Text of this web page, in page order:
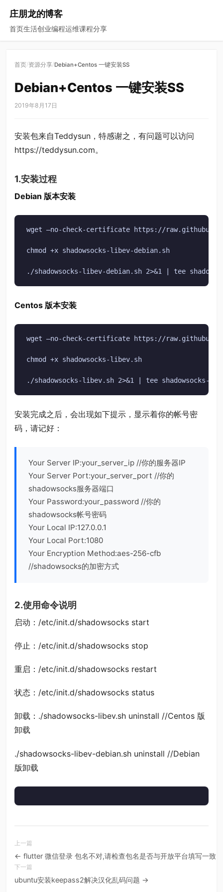
庄朋龙的博客
首页生活创业编程运维课程分享
首页/资源分享/Debian+Centos 一键安装SS
Debian+Centos 一键安装SS
2019年8月17日
安装包来自Teddysun，特感谢之，有问题可以访问
https://teddysun.com。
1.安装过程
Debian 版本安装
wget –no-check-certificate https://
chmod +x shadowsocks-libev-debian.sh
./shadowsocks-libev-debian.sh 2>&1 | tee
Centos 版本安装
wget –no-check-certificate https://
chmod +x shadowsocks-libev.sh
./shadowsocks-libev.sh 2>&1 | tee shadowsocks-
安装完成之后，会出现如下提示，显示着你的帐号密
码，请记好：
Your Server IP:your_server_ip //你的服务器IP
Your Server Port:your_server_port //你的
shadowsocks服务器端口
Your Password:your_password //你的
shadowsocks帐号密码
Your Local IP:127.0.0.1
Your Local Port:1080
Your Encryption Method:aes-256-cfb
//shadowsocks的加密方式
2.使用命令说明
启动：/etc/init.d/shadowsocks start
停止：/etc/init.d/shadowsocks stop
重启：/etc/init.d/shadowsocks restart
状态：/etc/init.d/shadowsocks status
卸载：./shadowsocks-libev.sh uninstall //Centos 版
卸载
./shadowsocks-libev-debian.sh uninstall //Debian
版卸载
← flutter 微信登录 包名不对,请检查包名是否与开放平台填写一致
ubuntu安装keepass2解决汉化乱码问题 →